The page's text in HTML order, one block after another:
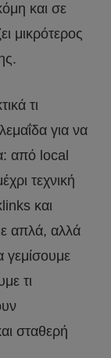
και σε
μικρότερος
τι
για να
από local
τεχνική
και
απλά, αλλά
γεμίσουμε
τι
σταθερή